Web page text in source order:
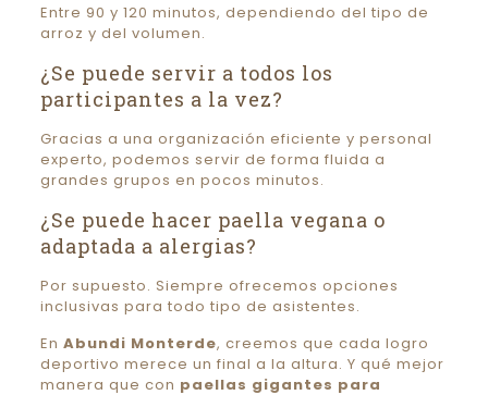
Entre 90 y 120 minutos, dependiendo del tipo de
arroz y del volumen.
¿Se puede servir a todos los
participantes a la vez?
Gracias a una organización eficiente y personal
experto, podemos servir de forma fluida a
grandes grupos en pocos minutos.
¿Se puede hacer paella vegana o
adaptada a alergias?
Por supuesto. Siempre ofrecemos opciones
inclusivas para todo tipo de asistentes.
En Abundi Monterde, creemos que cada logro
deportivo merece un final a la altura. Y qué mejor
manera que con paellas gigantes para